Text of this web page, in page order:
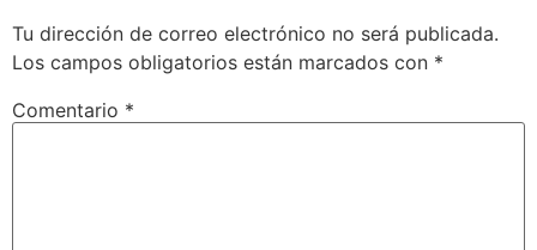
Tu dirección de correo electrónico no será publicada.
Los campos obligatorios están marcados con *
Comentario *